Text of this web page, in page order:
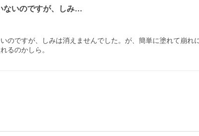
ないのですが、しみ…
のですが、しみは消えませんでした。が、簡単に塗れて崩れ
るのかしら。